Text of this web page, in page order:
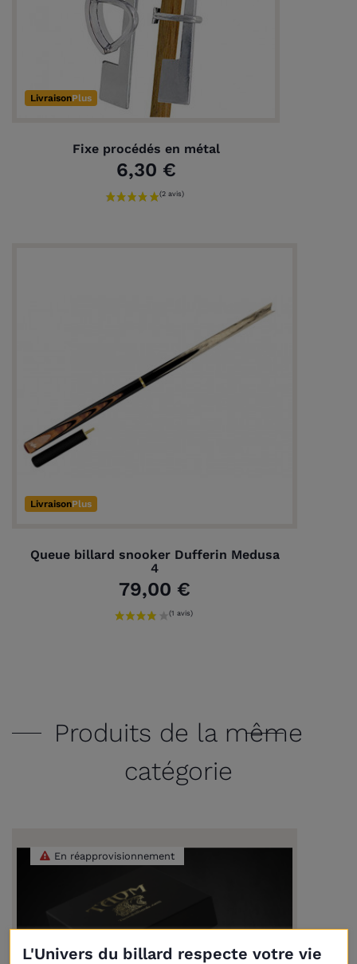
LivraisonPlus
Fixe procédés en métal
6,30 €
LivraisonPlus
Queue billard snooker Dufferin Medusa
4
79,00 €
Produits de la même
catégorie
En réapprovisionnement
L'Univers du billard respecte votre vie